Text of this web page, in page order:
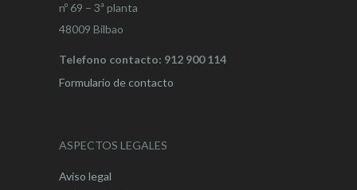
nº 69 – 3ª planta
48009 Bilbao
Telefono contacto: 912 900 114
Formulario de contacto
ASPECTOS LEGALES
Aviso legal